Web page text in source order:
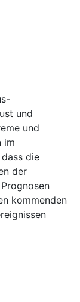
und
und
im
die
der
kommenden